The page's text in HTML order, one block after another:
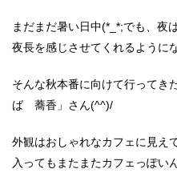
まだまだ暑い日中(*_*;でも、夜
夜長を感じさせてくれるように
そんな秋本番に向けて行ってき
ば 蕎香」さん(^^)/
外観はおしゃれなカフェに見え
入ってもまたまたカフェっぽい